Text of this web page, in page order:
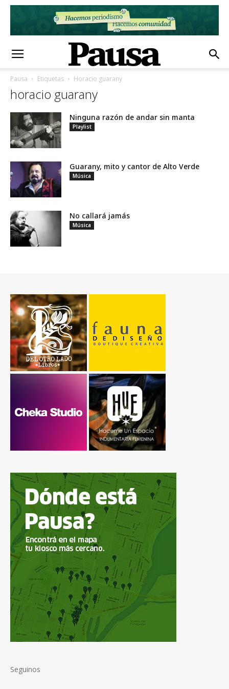
Pausa Etiquetas Horacio guarany
horacio guarany
Ninguna razón de andar sin manta
Playlist
Guarany, mito y cantor de Alto Verde
Música
No callará jamás
Música
Seguinos